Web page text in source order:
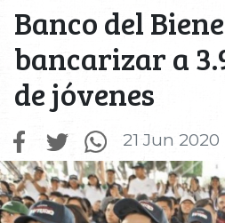
Banco del
bancarizar a
de jóvenes
21 Jun 2020